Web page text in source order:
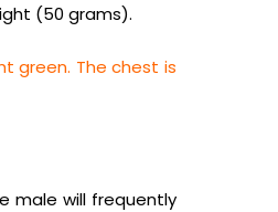
(50 grams).
green. The chest is
male will frequently